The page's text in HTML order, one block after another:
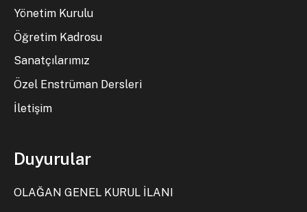
Yönetim Kurulu
Öğretim Kadrosu
Sanatçılarımız
Özel Enstrüman Dersleri
İletişim
Duyurular
OLAĞAN GENEL KURUL İLANI